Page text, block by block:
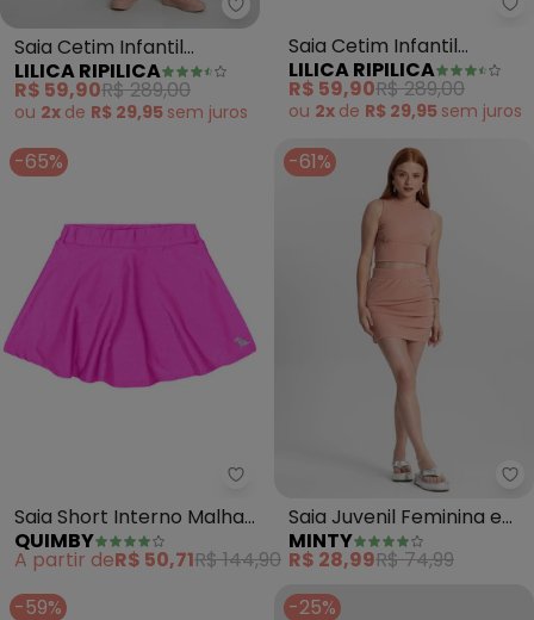
Lilica Ripilica - Saia Cetim
Saia Cetim Infantil
Menina(Rosa)
LILICA RIPILICA
R$ 59,90R$ 289,00
ou 2x de R$ 29,95 sem juros
Saia Cetim Infantil
Menina(Rosa)
LILICA RIPILICA
R$ 59,90R$ 289,00
ou 2x de R$ 29,95 sem juros
-65%
Quimby - Saia Short Interno
Saia Short Interno Malha
Leve (Rosa)
QUIMBY
A partir deR$ 50,71R$ 144,90
-61%
Saia Juvenil Feminina em
Lurex (Rosa)
MINTY
R$ 28,99R$ 74,99
-59%
-25%